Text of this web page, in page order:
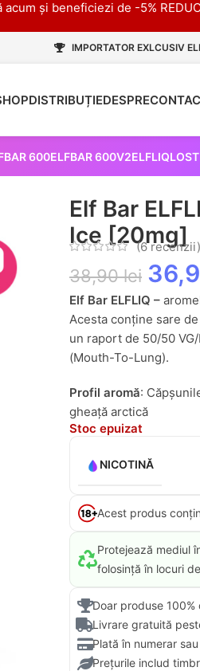
acum și beneficiezi de -5%
IMPORTATOR EXLCUSIV
DISTRIBUȚIEDESPRE
600ELFBAR 600V2ELFLIQ
Ice [20mg]
Elf Bar
Ice [20mg]
(6recenzii)
38,90lei
Elf Bar ELFLIQ –
Acesta conține sare
un raport de 50/50
(Mouth-To-Lung).
Profil aromă:
gheață arctică
Stoc epuizat
NICOTINĂ
Acest produs
Protejează mediul
folosință în locuri
Doar produse 100%
Livrare gratuită
Plată în numerar
Prețurile includ